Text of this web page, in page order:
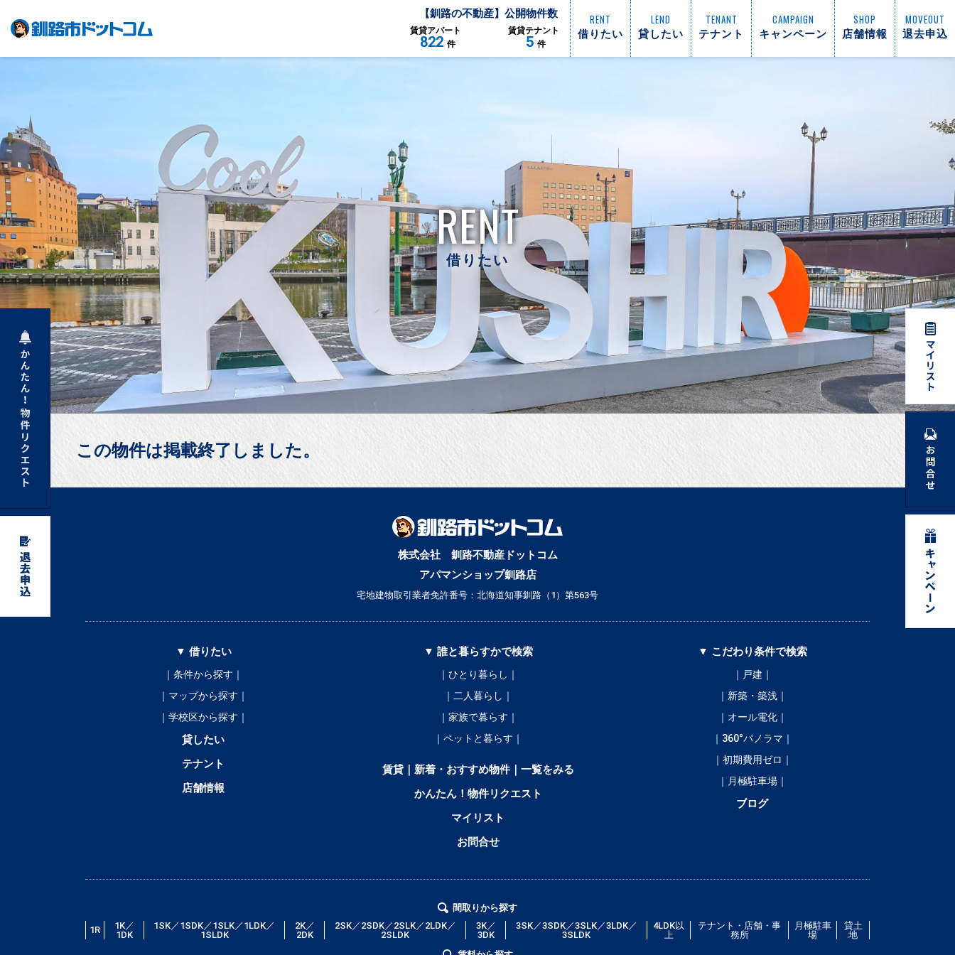
【釧路の不動産】公開物件数
賃貸アパート
822 件
賃貸テナント
5 件
RENT
借りたい
LEND
貸したい
TENANT
テナント
CAMPAIGN
キャンペーン
SHOP
店舗情報
MOVEOUT
退去申込
RENT
借りたい
この物件は掲載終了しました。
株式会社 釧路不動産ドットコム
アパマンショップ釧路店
宅地建物取引業者免許番号：北海道知事釧路（1）第563号
▼ 借りたい
｜条件から探す｜
｜マップから探す｜
｜学校区から探す｜
貸したい
テナント
店舗情報
▼ 誰と暮らすかで検索
｜ひとり暮らし｜
｜二人暮らし｜
｜家族で暮らす｜
｜ペットと暮らす｜
賃貸｜新着・おすすめ物件｜一覧をみる
かんたん！物件リクエスト
マイリスト
お問合せ
▼ こだわり条件で検索
｜戸建｜
｜新築・築浅｜
｜オール電化｜
｜360°パノラマ｜
｜初期費用ゼロ｜
｜月極駐車場｜
ブログ
間取りから探す
1R
1K／
1DK
1SK／1SDK／1SLK／1LDK／
1SLDK
2K／
2DK
2SK／2SDK／2SLK／2LDK／
2SLDK
3K／
3DK
3SK／3SDK／3SLK／3LDK／
3SLDK
4LDK以
上
テナント・店舗・事
務所
月極駐車
場
貸土
地